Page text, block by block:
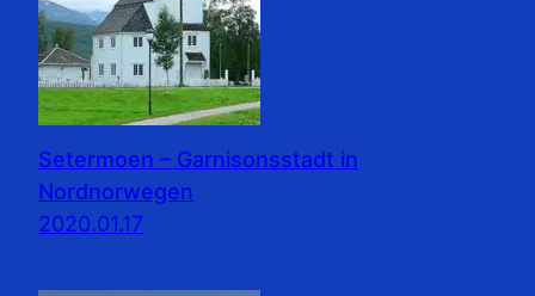
Setermoen – Garnisonsstadt in
Nordnorwegen
2020.01.17